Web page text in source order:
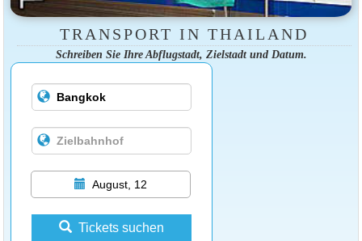
TRANSPORT IN THAILAND
Schreiben Sie Ihre Abflugstadt, Zielstadt und Datum.
August, 12
Tickets suchen